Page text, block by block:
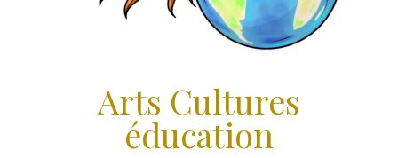
Arts Cultures
éducation